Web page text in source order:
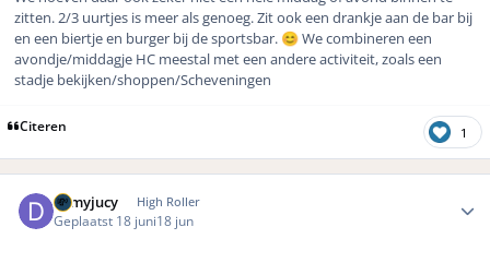
zitten. 2/3 uurtjes is meer als genoeg. Zit ook een drankje aan de bar bij
en een biertje en burger bij de sportsbar. 😊 We combineren een
avondje/middagje HC meestal met een andere activiteit, zoals een
stadje bekijken/shoppen/Scheveningen
Citeren 1
demyjucy High Roller
Geplaatst 18 juni18 jun